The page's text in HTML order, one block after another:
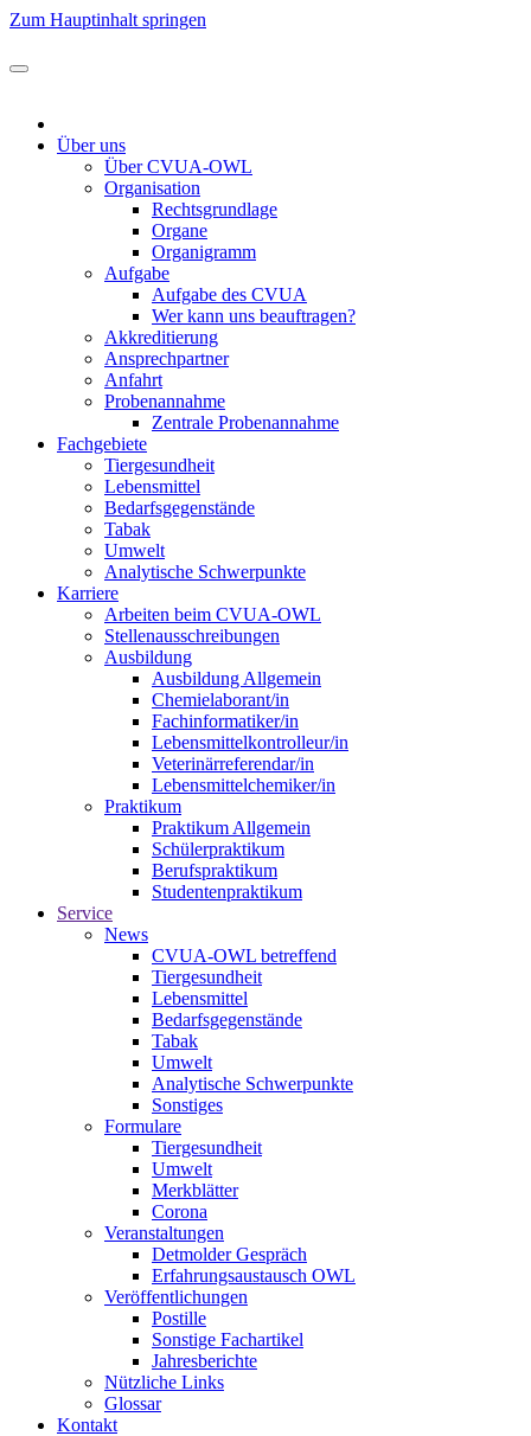
Zum Hauptinhalt springen
Über uns
Über CVUA-OWL
Organisation
Rechtsgrundlage
Organe
Organigramm
Aufgabe
Aufgabe des CVUA
Wer kann uns beauftragen?
Akkreditierung
Ansprechpartner
Anfahrt
Probenannahme
Zentrale Probenannahme
Fachgebiete
Tiergesundheit
Lebensmittel
Bedarfsgegenstände
Tabak
Umwelt
Analytische Schwerpunkte
Karriere
Arbeiten beim CVUA-OWL
Stellenausschreibungen
Ausbildung
Ausbildung Allgemein
Chemielaborant/in
Fachinformatiker/in
Lebensmittelkontrolleur/in
Veterinärreferendar/in
Lebensmittelchemiker/in
Praktikum
Praktikum Allgemein
Schülerpraktikum
Berufspraktikum
Studentenpraktikum
Service
News
CVUA-OWL betreffend
Tiergesundheit
Lebensmittel
Bedarfsgegenstände
Tabak
Umwelt
Analytische Schwerpunkte
Sonstiges
Formulare
Tiergesundheit
Umwelt
Merkblätter
Corona
Veranstaltungen
Detmolder Gespräch
Erfahrungsaustausch OWL
Veröffentlichungen
Postille
Sonstige Fachartikel
Jahresberichte
Nützliche Links
Glossar
Kontakt